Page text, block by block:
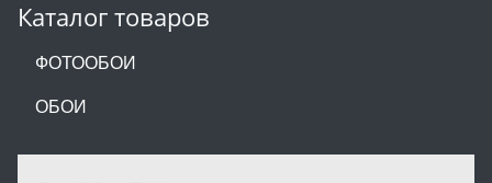
Каталог товаров
ФОТООБОИ
ОБОИ